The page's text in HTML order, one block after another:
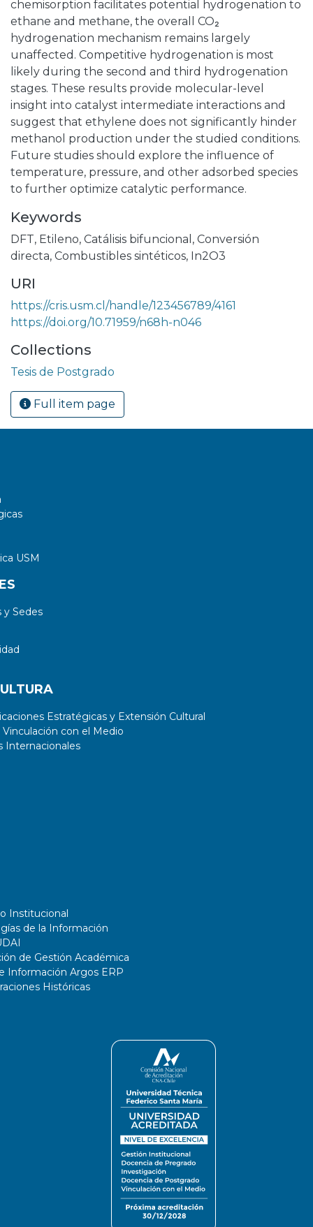
chemisorption facilitates potential hydrogenation to
ethane and methane, the overall CO₂
hydrogenation mechanism remains largely
unaffected. Competitive hydrogenation is most
likely during the second and third hydrogenation
stages. These results provide molecular-level
insight into catalyst intermediate interactions and
suggest that ethylene does not significantly hinder
methanol production under the studied conditions.
Future studies should explore the influence of
temperature, pressure, and other adsorbed species
to further optimize catalytic performance.
Keywords
DFT, Etileno, Catálisis bifuncional , Conversión
directa, Combustibles sintéticos, In2O3
URI
https://cris.usm.cl/handle/123456789/4161
https://doi.org/10.71959/n68h-n046
Collections
Tesis de Postgrado
Full item page
USM
Sedes
Estratégicas y Extensión Cultural
con el Medio
Internacionales
Institucional
de la Información
de Gestión Académica
Información Argos ERP
Históricas